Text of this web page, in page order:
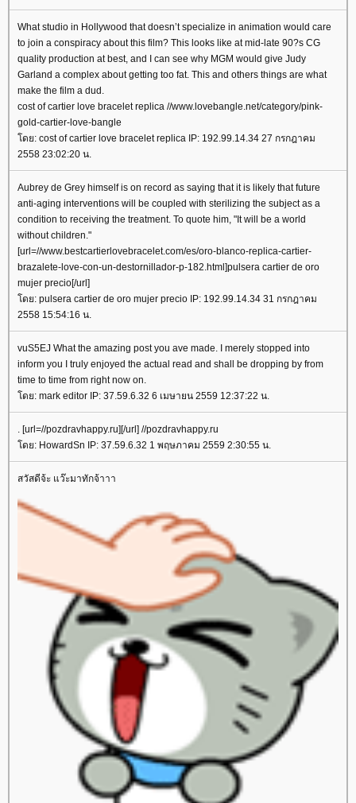
What studio in Hollywood that doesn’t specialize in animation would care
to join a conspiracy about this film? This looks like at mid-late 90?s CG
quality production at best, and I can see why MGM would give Judy
Garland a complex about getting too fat. This and others things are what
make the film a dud.
cost of cartier love bracelet replica //www.lovebangle.net/category/pink-
gold-cartier-love-bangle
ดย: cost of cartier love bracelet replica IP: 192.99.14.34 27 กรกฎาคม
2558 23:02:20 น.
Aubrey de Grey himself is on record as saying that it is likely that future
anti-aging interventions will be coupled with sterilizing the subject as a
condition to receiving the treatment. To quote him, "It will be a world
without children."
[url=//www.bestcartierlovebracelet.com/es/oro-blanco-replica-cartier-
brazalete-love-con-un-destornillador-p-182.html]pulsera cartier de oro
mujer precio[/url]
ดย: pulsera cartier de oro mujer precio IP: 192.99.14.34 31 กรกฎาคม
2558 15:54:16 น.
vuS5EJ What the amazing post you ave made. I merely stopped into
inform you I truly enjoyed the actual read and shall be dropping by from
time to time from right now on.
ดย: mark editor IP: 37.59.6.32 6 เมษายน 2559 12:37:22 น.
. [url=//pozdravhappy.ru][/url] //pozdravhappy.ru
ดย: HowardSn IP: 37.59.6.32 1 พฤษภาคม 2559 2:30:55 น.
สวัสดีจ้ะ แว๊ะมาทักจ้าาา